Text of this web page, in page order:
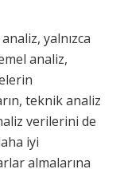
yalnızca
analiz,
teknik analiz
verilerini de
iyi
almalarına